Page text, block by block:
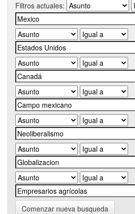
Filtros actuales:
Comenzar nueva busqueda